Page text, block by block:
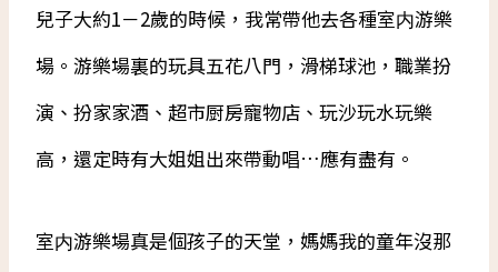
兒子大約1－2歲的時候，我常帶他去各種室内游樂
場。游樂場裏的玩具五花八門，滑梯球池，職業扮
演、扮家家酒、超市厨房寵物店、玩沙玩水玩樂
高，還定時有大姐姐出來帶動唱…應有盡有。
室内游樂場真是個孩子的天堂，媽媽我的童年沒那